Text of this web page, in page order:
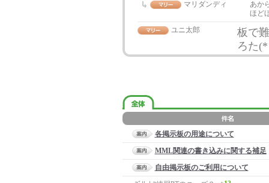
マリダンディ
あか
ほど
ユニ太郎
板で
ろた
各掲示板の用途について
MML関連の書き込みに関する補足
自由掲示板のご利用について